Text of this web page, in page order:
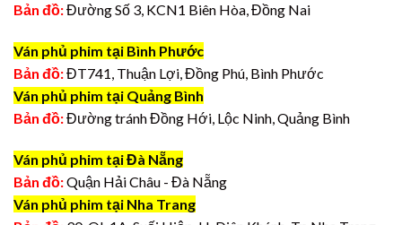
Bản đồ:Đường Số 3, KCN1 Biên Hòa, Đồng Nai
Ván phủ phim tại Bình Phước
Bản đồ:ĐT741, Thuận Lợi, Đồng Phú, Bình Phước
Ván phủ phim tại Quảng Bình
Bản đồ:Đường tránh Đồng Hới, Lộc Ninh, Quảng Bình
Ván phủ phim tại Đà Nẵng
Bản đồ:Quận Hải Châu - Đà Nẵng
Ván phủ phim tại Nha Trang